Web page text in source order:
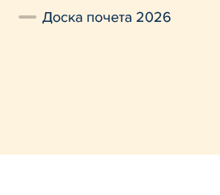
Доска почета 2026